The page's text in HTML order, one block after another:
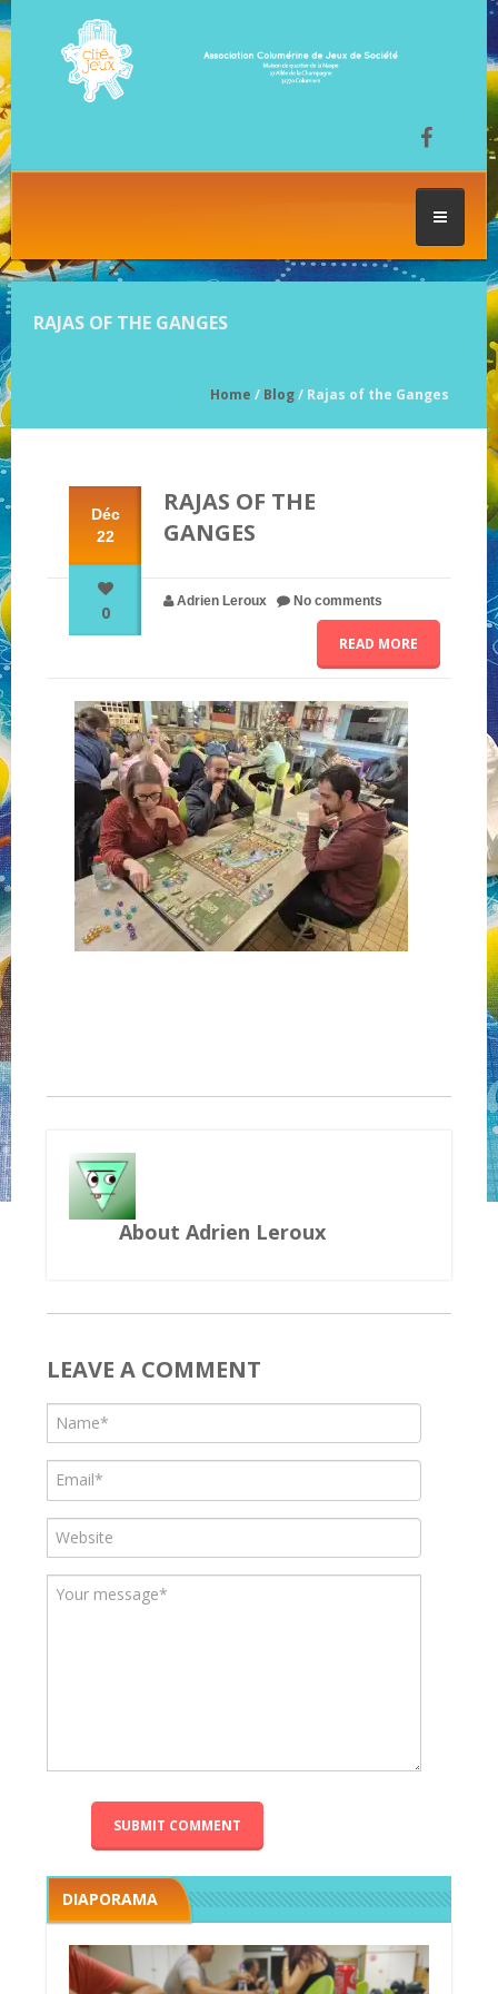
FESTIVAL DU JEU
NOS PARTENAIRES
QUI SOMMES-NOUS ?
NOUS CONTACTER !
RAJAS OF THE GANGES
Home / Blog/ Rajas of the Ganges
Déc
22
0
RAJAS OF THE
GANGES
Adrien Leroux No comments
READ MORE
About Adrien Leroux
LEAVE A COMMENT
DIAPORAMA